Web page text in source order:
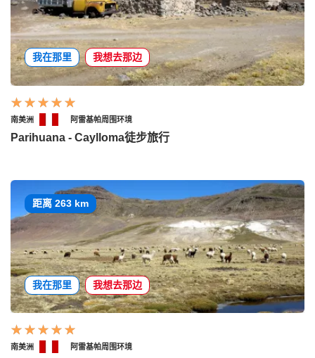
我在那里 我想去那边
南美洲 阿雷基帕周围环境
Parihuana - Caylloma徒步旅行
距离 263 km
我在那里 我想去那边
南美洲 阿雷基帕周围环境